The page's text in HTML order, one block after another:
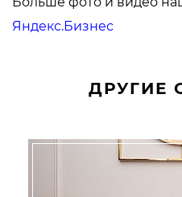
Яндекс.Бизнес
ДРУГИЕ